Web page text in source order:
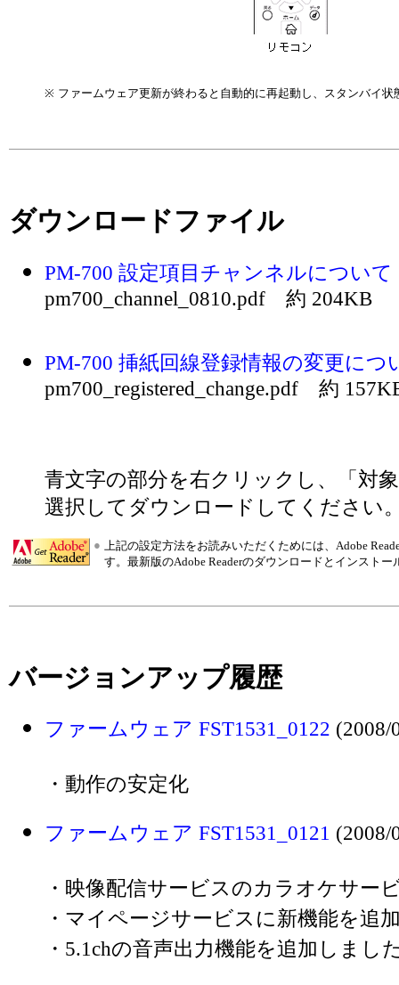
※ ファームウェア更新が終わると自動的に再起動し、スタンバイ状
ダウンロードファイル
PM-700 設定項目チャンネルについ
pm700_channel_0810.pdf 約 204KB
PM-700 挿紙回線登録情報の変更につ
pm700_registered_change.pdf 約
青文字の部分を右クリックし、「対
選択してダウンロードしてください
●
上記の設定方法をお読みいただくためには、Adobe
す。最新版のAdobe Readerのダウンロードとインストー
バージョンアップ履歴
ファームウェア FST1531_0122 (2008/
・動作の安定化
ファームウェア FST1531_0121 (2008/
・映像配信サービスのカラオケサー
・マイページサービスに新機能を追
・5.1chの音声出力機能を追加しまし